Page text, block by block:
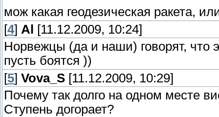
мож какая геодезическая ракета,
[4] Al
[11.12.2009, 10:24]
Норвежцы (да и наши) говорят, что
пусть боятся ))
[5] Vova_S [11.12.2009, 10:29]
Почему так долго на одном месте
Ступень догорает?